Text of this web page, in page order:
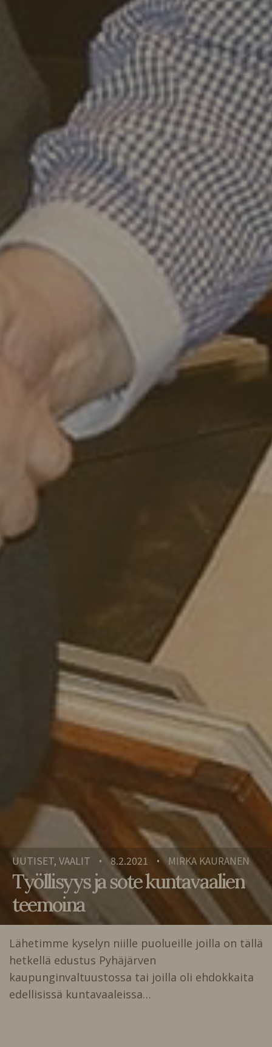
UUTISET, VAALIT • 8.2.2021 • MIRKA KAURANEN
Työllisyys ja sote kuntavaalien
teemoina
Lähetimme kyselyn niille puolueille joilla on tällä
hetkellä edustus Pyhäjärven
kaupunginvaltuustossa tai joilla oli ehdokkaita
edellisissä kuntavaaleissa…